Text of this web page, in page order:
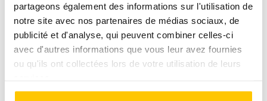
partageons également des informations sur l'utilisation de
notre site avec nos partenaires de médias sociaux, de
publicité et d'analyse, qui peuvent combiner celles-ci
avec d'autres informations que vous leur avez fournies
ou qu'ils ont collectées lors de votre utilisation de leurs